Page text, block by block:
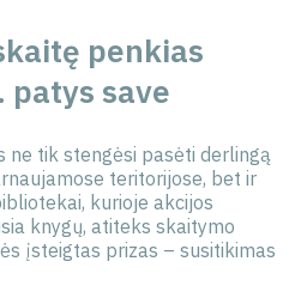
penkias
save
ne tik stengėsi pasėti derlingą
teritorijose, bet ir
kurioje akcijos
knygų, atiteks skaitymo
įsteigtas prizas – susitikimas